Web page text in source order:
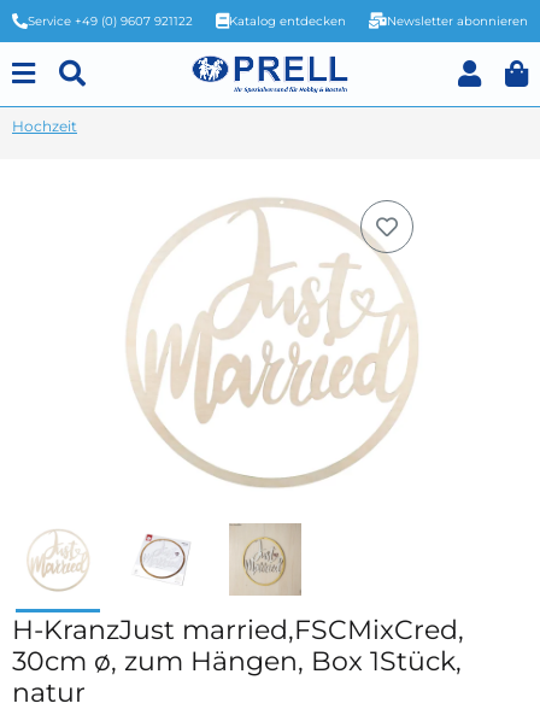
Service +49 (0) 9607 921122 Katalog entdecken Newsletter abonnieren
Hochzeit
H-KranzJust married,FSCMixCred,
30cm ø, zum Hängen, Box 1Stück,
natur